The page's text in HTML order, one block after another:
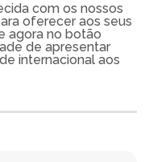
com os nossos
oferecer aos seus
agora no botão
de apresentar
internacional aos